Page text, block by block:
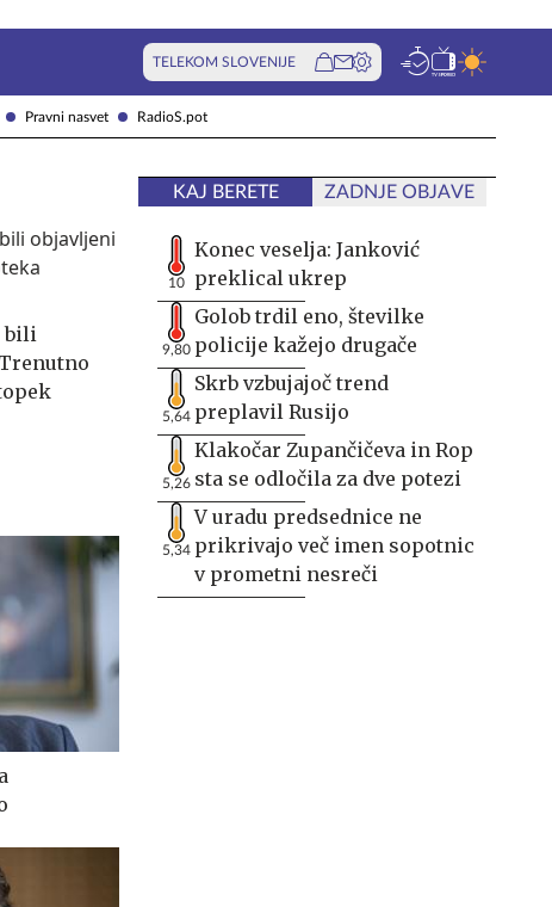
Pravni nasvet RadioS.pot
TELEKOM SLOVENIJE
bili
KAJ BERETE ZADNJE OBJAVE
10
Konec veselja: Janković
preklical ukrep
9,80
Golob trdil eno, številke
policije kažejo drugače
5,64
Skrb vzbujajoč trend
preplavil Rusijo
5,26
Klakočar Zupančičeva in Rop
sta se odločila za dve potezi
5,34
V uradu predsednice ne
prikrivajo več imen sopotnic
v prometni nesreči